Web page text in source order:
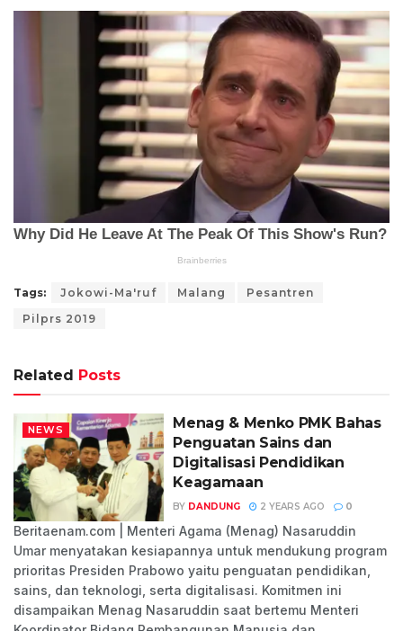
Tags: Jokowi-Ma'ruf Malang
Pesantren
Pilprs 2019
Related Posts
NEWS
Menag & Menko PMK Bahas
Penguatan Sains dan
Digitalisasi Pendidikan
Keagamaan
BY DANDUNG 2 YEARS AGO 0
Beritaenam.com | Menteri Agama (Menag) Nasaruddin
Umar menyatakan kesiapannya untuk mendukung program
prioritas Presiden Prabowo yaitu penguatan pendidikan,
sains, dan teknologi, serta digitalisasi. Komitmen ini
disampaikan Menag Nasaruddin saat bertemu Menteri